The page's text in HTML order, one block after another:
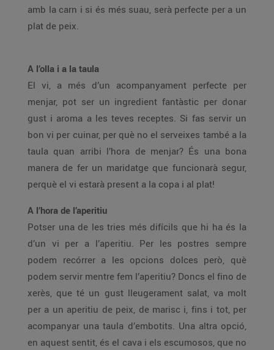
amb la carn i si és més suau, serà perfecte per a un
plat de peix.
A l’olla i a la taula
El vi, a més d’un acompanyament perfecte per
menjar, pot ser un ingredient fantàstic per donar
gust i aroma a les teves receptes. Si fas servir un
bon vi per cuinar, per què no el serveixes també a la
taula quan arribi l’hora de menjar? És una bona
manera de fer un maridatge que funcionarà segur,
perquè el vi estarà present a la copa i al plat!
A l’hora de l’aperitiu
Potser una de les tries més difícils que hi ha és la
d’un vi per a l’aperitiu. Per les postres sempre
podem recórrer a les opcions dolces però, què
podem servir mentre fem l’aperitiu? Doncs el fino de
xerès, que té un gust lleugerament salat, va molt
per a un aperitiu de peix, de marisc i, fins i tot, per
acompanyar una taula d’embotits. Una altra opció,
en aquest sentit, és el cava i els escumosos, que no